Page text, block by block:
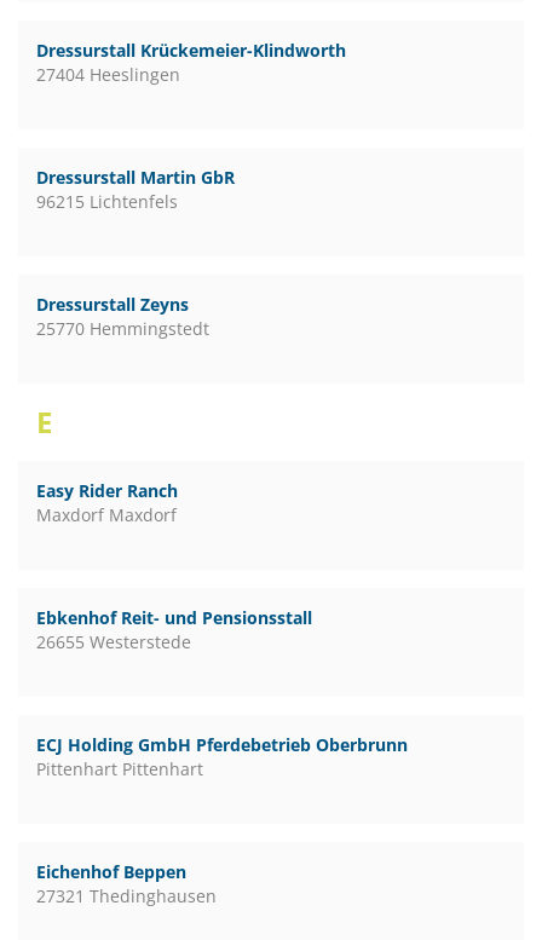
Dressurstall Krückemeier-Klindworth
27404 Heeslingen
Dressurstall Martin GbR
96215 Lichtenfels
Dressurstall Zeyns
25770 Hemmingstedt
E
Easy Rider Ranch
Maxdorf Maxdorf
Ebkenhof Reit- und Pensionsstall
26655 Westerstede
ECJ Holding GmbH Pferdebetrieb Oberbrunn
Pittenhart Pittenhart
Eichenhof Beppen
27321 Thedinghausen